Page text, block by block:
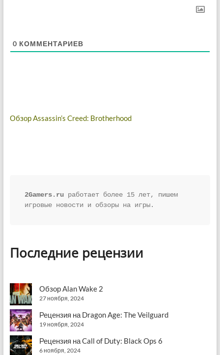
0 КОММЕНТАРИЕВ
Навигация
Обзор Assassin’s Creed: Brotherhood
2Gamers.ru работает более 15 лет, пишем
игровые новости и обзоры на игры.
Последние рецензии
Обзор Alan Wake 2
27 ноября, 2024
Рецензия на Dragon Age: The Veilguard
19 ноября, 2024
Рецензия на Call of Duty: Black Ops 6
6 ноября, 2024